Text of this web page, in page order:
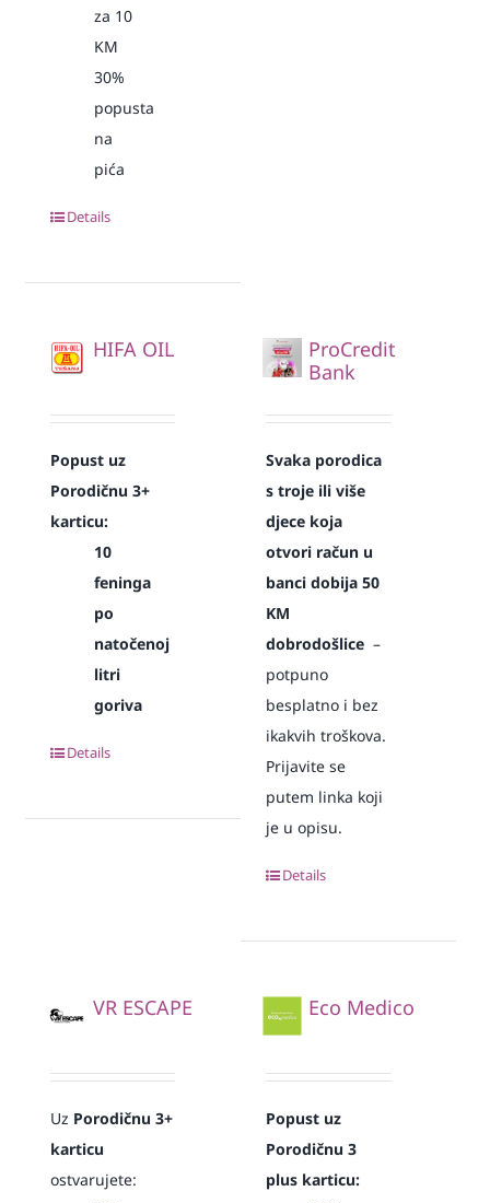
za 10
KM
30%
popusta
na
pića
Details
HIFA OIL
Popust uz
Porodičnu 3+
karticu:
10
feninga
po
natočenoj
litri
goriva
Details
ProCredit
Bank
Svaka porodica
s troje ili više
djece koja
otvori račun u
banci dobija 50
KM
dobrodošlice –
potpuno
besplatno i bez
ikakvih troškova.
Prijavite se
putem linka koji
je u opisu.
Details
VR ESCAPE
Uz Porodičnu 3+
karticu
ostvarujete:
Eco Medico
Popust uz
Porodičnu 3
plus karticu: